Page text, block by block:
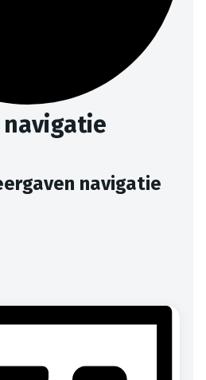
navigatie
navigatie